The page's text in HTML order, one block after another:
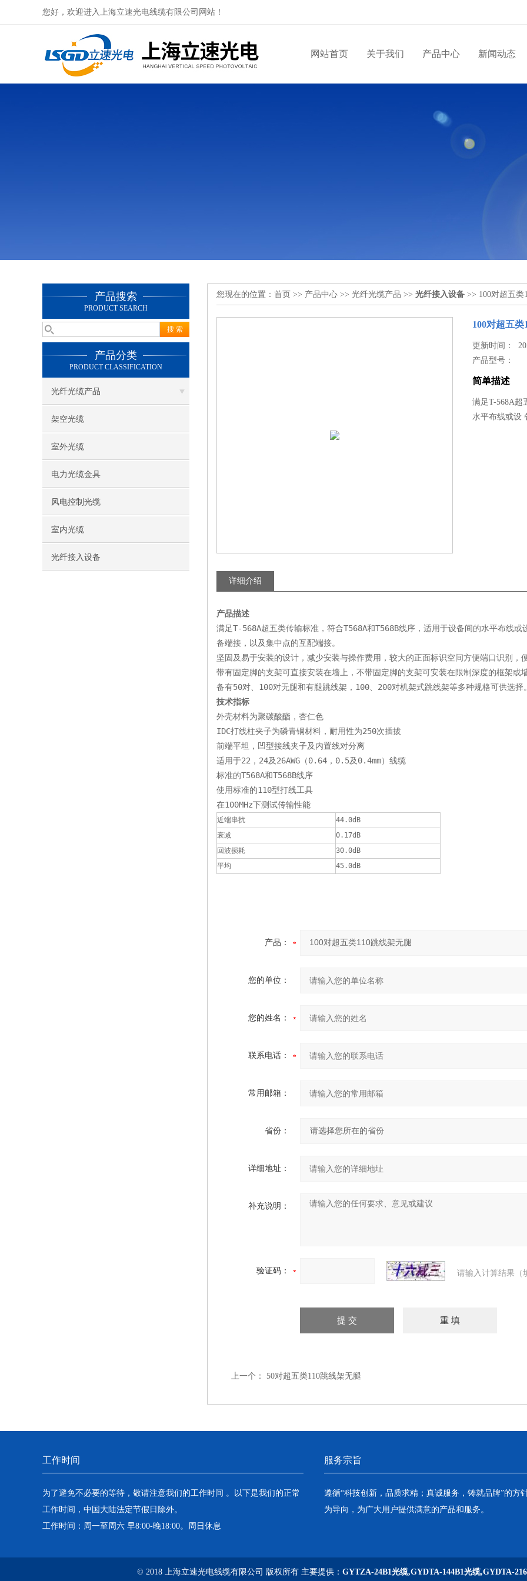
您好，欢迎进入上海立速光电线缆有限公司网站！
网站首页 关于我们 产品中心 新闻动态
产品搜索
PRODUCT SEARCH
产品分类
PRODUCT CLASSIFICATION
光纤光缆产品
架空光缆
室外光缆
电力光缆金具
风电控制光缆
室内光缆
光纤接入设备
您现在的位置： 首页 >> 产品中心 >> 光纤光缆产品 >> 光纤接入设备 >> 100对超五类
100对超五
更新时间：
产品型号：
简单描述
满足T-568A超
水平布线或设
详细介绍
产品描述
满足T-568A超五类传输标准，符合T568A和T568B线序，适用于设备间的水平布线或
备端接，以及集中点的互配端接。
坚固及易于安装的设计，减少安装与操作费用，较大的正面标识空间方便端口识别，
带有固定脚的支架可直接安装在墙上，不带固定脚的支架可安装在限制深度的框架或墙
备有50对、100对无腿和有腿跳线架，100、200对机架式跳线架等多种规格可供选择。
技术指标
外壳材料为聚碳酸酯，杏仁色
IDC打线柱夹子为磷青铜材料，耐用性为250次插拔
前端平坦，凹型接线夹子及内置线对分离
适用于22，24及26AWG（0.64，0.5及0.4mm）线缆
标准的T568A和T568B线序
使用标准的110型打线工具
在100MHz下测试传输性能
近端串扰
44.0dB
衰减
0.17dB
回波损耗
30.0dB
平均
45.0dB
产品：
您的单位：
您的姓名：
联系电话：
常用邮箱：
省份：
详细地址：
补充说明：
验证码： 请输入计算结果（
上一个： 50对超五类110跳线架无腿
工作时间
为了避免不必要的等待，敬请注意我们的工作时间 。以下是我们的正常
工作时间，中国大陆法定节假日除外。
工作时间：周一至周六 早8:00-晚18:00。周日休息
服务宗旨
遵循“科技创新，品质求精；真诚服务，铸就品牌”的方
为导向，为广大用户提供满意的产品和服务。
© 2018 上海立速光电线缆有限公司 版权所有 主要提供： GYTZA-24B1光缆,GYDTA-144B1光缆,GYDTA-